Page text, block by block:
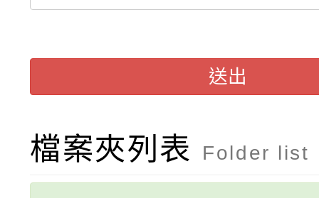
城市手牽手，綠能透明
畫影片一案
轉知：「115學年度全
劇比賽實施要點」及修
表
轉知：桃園市115年度
敬師藝文競賽』實施計
【甄選結果(第11招)】
學年度第1學期第7次代
【甄選結果(第3招)】
送出
檔案夾列表 Folder list